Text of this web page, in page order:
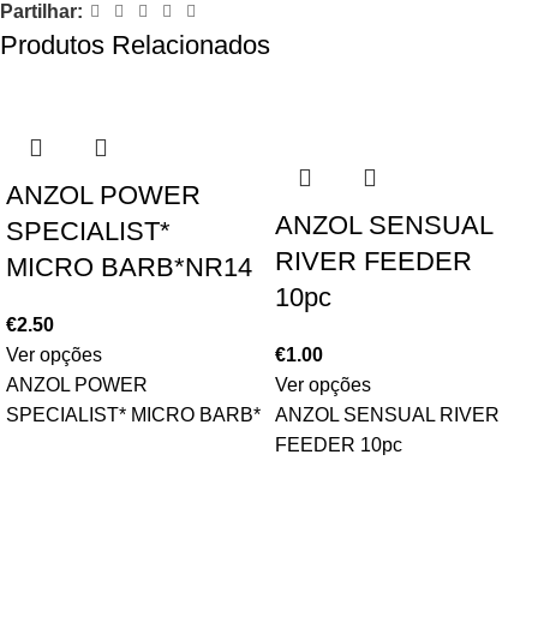
Partilhar:
Produtos Relacionados
ANZOL POWER
SPECIALIST*
MICRO BARB*NR14
€2.50
Ver opções
ANZOL POWER
SPECIALIST* MICRO BARB*
ANZOL SENSUAL
RIVER FEEDER
10pc
€1.00
Ver opções
ANZOL SENSUAL RIVER
FEEDER 10pc